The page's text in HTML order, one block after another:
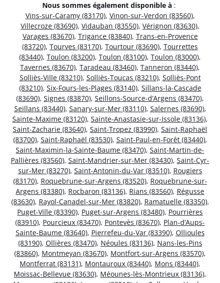
Nous sommes également disponible à :
Vins-sur-Caramy (83170), Vinon-sur-Verdon (83560),
Villecroze (83690), Vidauban (83550), Vérignon (83630),
Varages (83670), Trigance (83840), Trans-en-Provence
(83720), Tourves (83170), Tourtour (83690), Tourrettes
(83440), Toulon (83200), Toulon (83100), Toulon (83000),
Tavernes (83670), Taradeau (83460), Tanneron (83440),
Solliès-Ville (83210), Solliès-Toucas (83210), Solliès-Pont
(83210), Six-Fours-les-Plages (83140), Sillans-la-Cascade
(83690), Signes (83870), Seillons-Source-d’Argens (83470),
Seillans (83440), Sanary-sur-Mer (83110), Salernes (83690),
Sainte-Maxime (83120), Sainte-Anastasie-sur-Issole (83136),
Saint-Zacharie (83640), Saint-Tropez (83990), Saint-Raphaël
(83700), Saint-Raphaël (83530), Saint-Paul-en-Forêt (83440),
Saint-Maximin-la-Sainte-Baume (83470), Saint-Martin-de-
Pallières (83560), Saint-Mandrier-sur-Mer (83430), Saint-Cyr-
sur-Mer (83270), Saint-Antonin-du-Var (83510), Rougiers
(83170), Roquebrune-sur-Argens (83520), Roquebrune-sur-
Argens (83380), Rocbaron (83136), Rians (83560), Régusse
(83630), Rayol-Canadel-sur-Mer (83820), Ramatuelle (83350),
Puget-Ville (83390), Puget-sur-Argens (83480), Pourrières
(83910), Pourcieux (83470), Pontevès (83670), Plan-d’Aups-
Sainte-Baume (83640), Pierrefeu-du-Var (83390), Ollioules
(83190), Ollières (83470), Néoules (83136), Nans-les-Pins
(83860), Montmeyan (83670), Montfort-sur-Argens (83570),
Montferrat (83131), Montauroux (83440), Mons (83440),
Moissac-Bellevue (83630), Méounes-lès-Montrieux (83136),